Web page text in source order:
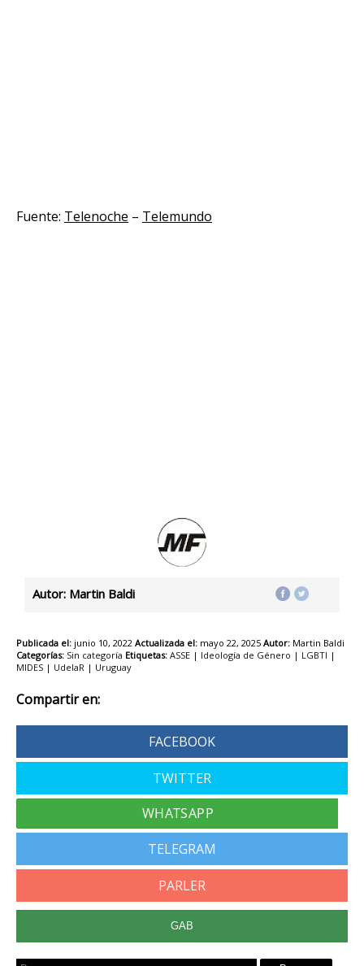
Fuente: Telenoche – Telemundo
Autor: Martin Baldi
Publicada el: junio 10, 2022 Actualizada el: mayo 22, 2025 Autor: Martin Baldi
Categorías: Sin categoría Etiquetas: ASSE | Ideología de Género | LGBTI |
MIDES | UdelaR | Uruguay
Compartir en:
FACEBOOK
TWITTER
TELEGRAM
PARLER
GAB